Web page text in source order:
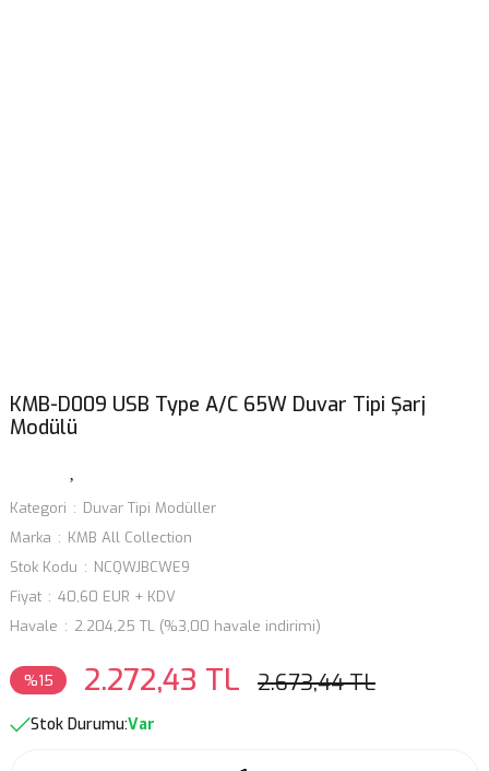
KMB-D009 USB Type A/C 65W Duvar Tipi Şarj
Modülü
Kategori
Duvar Tipi Modüller
Marka
KMB All Collection
Stok Kodu
NCQWJBCWE9
Fiyat
40,60 EUR + KDV
Havale
2.204,25 TL (%3,00 havale indirimi)
%15 2.272,43 TL 2.673,44 TL
Stok Durumu:Var